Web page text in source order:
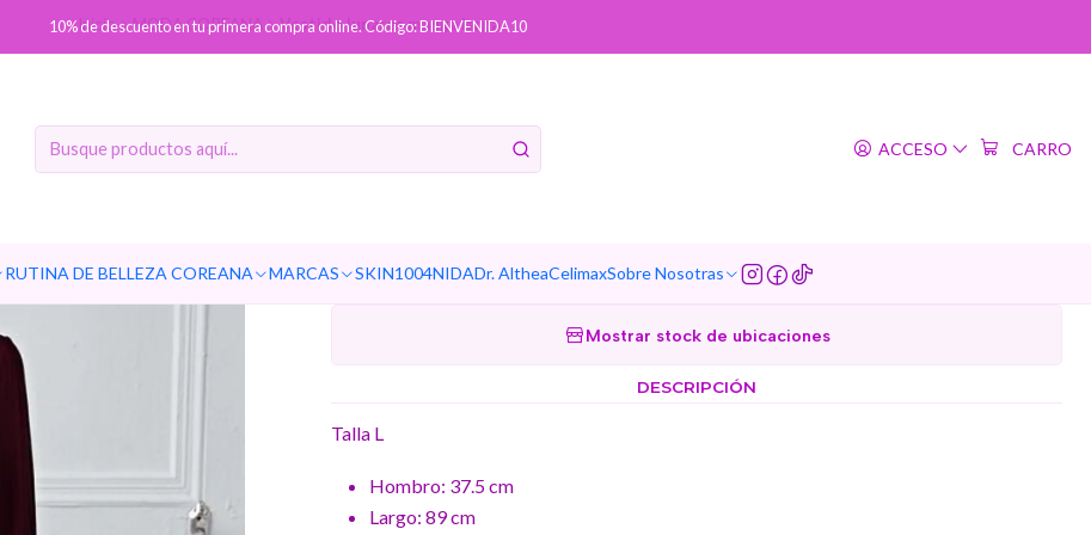
ACCESO CARRO
RUTINA DE BELLEZA COREANA MARCAS SKIN1004NIDADr. AltheaCelimaxSobre Nosotras
10% de descuento en tu primera compra online. Código: BIENVENIDA10
Inicio MODA COREANA Vestido lunares manga larga
Vestido lunares manga larga
Agregar a la lista de favoritos
Mostrar stock de ubicaciones
DESCRIPCIÓN
Talla L
Hombro: 37.5 cm
Largo: 89 cm